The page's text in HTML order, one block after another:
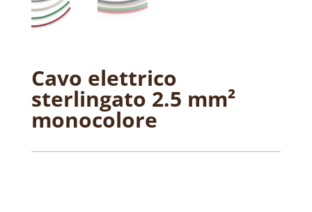
Cavo elettrico
sterlingato 2.5 mm²
monocolore